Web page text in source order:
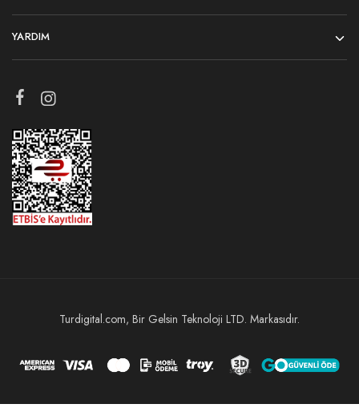
YARDIM
Turdigital.com, Bir Gelsin Teknoloji LTD. Markasıdır.